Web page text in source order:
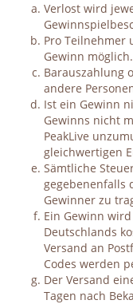
Verlost wird
Pro Teilnehmer
Gewinn möglich.
Barauszahlung
andere
Ist ein Gewinn
Gewinns nicht
PeakLive
gleichwertigen
Sämtliche
gegebenenfalls
Gewinner zu
Ein Gewinn
Deutschlands
Versand an
Codes werden
Der Versand
Tagen nach